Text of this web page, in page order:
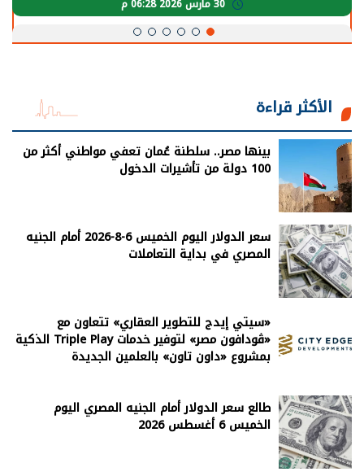
الأكثر قراءة
بينها مصر.. سلطنة عُمان تعفي مواطني أكثر من
100 دولة من تأشيرات الدخول
سعر الدولار اليوم الخميس 6-8-2026 أمام الجنيه
المصري في بداية التعاملات
«سيتي إيدج للتطوير العقاري» تتعاون مع
«ڤودافون مصر» لتوفير خدمات Triple Play الذكية
بمشروع «داون تاون» بالعلمين الجديدة
طالع سعر الدولار أمام الجنيه المصري اليوم
الخميس 6 أغسطس 2026